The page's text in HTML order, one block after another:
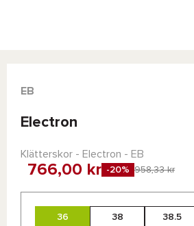
EB
Electron
Klätterskor - Electron - EB
766,00 kr -20% 958,33 kr
36 38 38.5